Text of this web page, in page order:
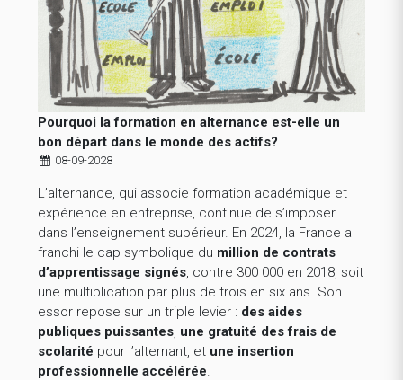
Pourquoi la formation en alternance est-elle un
bon départ dans le monde des actifs?
08-09-2028
L’alternance, qui associe formation académique et
expérience en entreprise, continue de s’imposer
dans l’enseignement supérieur. En 2024, la France a
franchi le cap symbolique du million de contrats
d’apprentissage signés, contre 300 000 en 2018, soit
une multiplication par plus de trois en six ans. Son
essor repose sur un triple levier : des aides
publiques puissantes, une gratuité des frais de
scolarité pour l’alternant, et une insertion
professionnelle accélérée.